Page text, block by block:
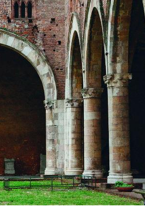
que se
escarpada,
castillo
pocos
de la
atardecer. Un
entre febrero